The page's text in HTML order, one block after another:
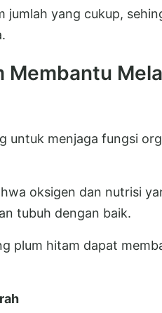
jumlah yang cukup,
Membantu
untuk menjaga fungsi
oksigen dan nutrisi
tubuh dengan baik.
plum hitam dapat